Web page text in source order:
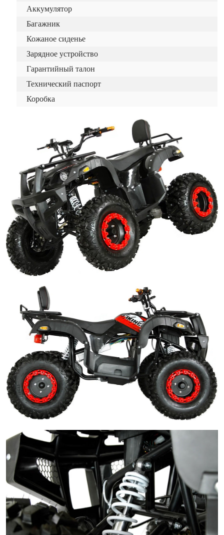
Аккумулятор
Багажник
Кожаное сиденье
Зарядное устройство
Гарантийный талон
Технический паспорт
Коробка